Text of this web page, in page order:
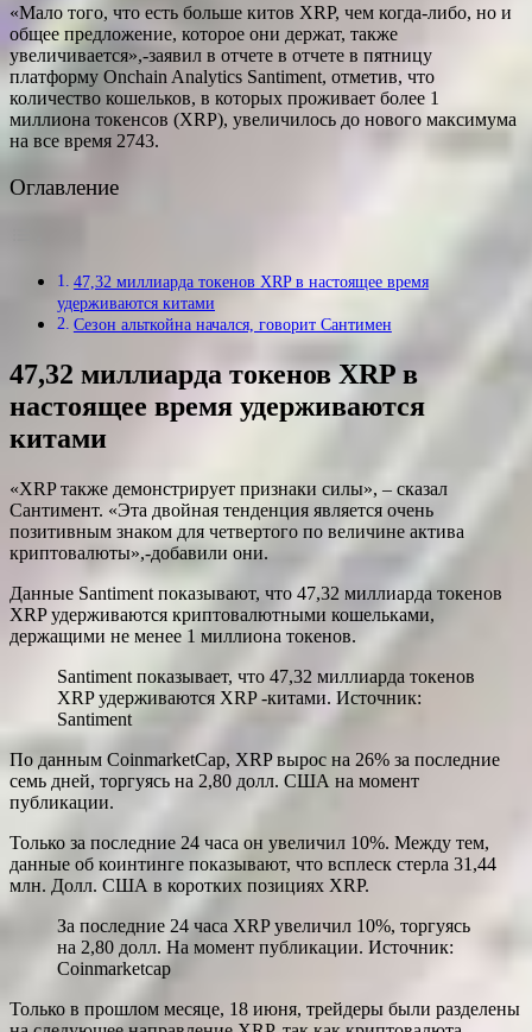
«Мало того, что есть больше китов XRP, чем когда-либо, но и
общее предложение, которое они держат, также
увеличивается»,-заявил в отчете в отчете в пятницу
платформу Onchain Analytics Santiment, отметив, что
количество кошельков, в которых проживает более 1
миллиона токенсов (XRP), увеличилось до нового максимума
на все время 2743.
Оглавление
47,32 миллиарда токенов XRP в настоящее время
удерживаются китами
Сезон альткойна начался, говорит Сантимен
47,32 миллиарда токенов XRP в
настоящее время удерживаются
китами
«XRP также демонстрирует признаки силы», – сказал
Сантимент. «Эта двойная тенденция является очень
позитивным знаком для четвертого по величине актива
криптовалюты»,-добавили они.
Данные Santiment показывают, что 47,32 миллиарда токенов
XRP удерживаются криптовалютными кошельками,
держащими не менее 1 миллиона токенов.
Santiment показывает, что 47,32 миллиарда токенов
XRP удерживаются XRP -китами. Источник:
Santiment
По данным CoinmarketCap, XRP вырос на 26% за последние
семь дней, торгуясь на 2,80 долл. США на момент
публикации.
Только за последние 24 часа он увеличил 10%. Между тем,
данные об коинтинге показывают, что всплеск стерла 31,44
млн. Долл. США в коротких позициях XRP.
За последние 24 часа XRP увеличил 10%, торгуясь
на 2,80 долл. На момент публикации. Источник:
Coinmarketcap
Только в прошлом месяце, 18 июня, трейдеры были разделены